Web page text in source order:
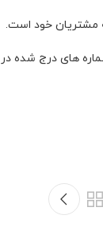
مشتریان خود است.
های درج شده